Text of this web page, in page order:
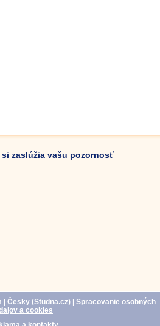
si zaslúžia vašu pozornosť
| Česky (Studna.cz)
Spracovanie osobných
a cookies